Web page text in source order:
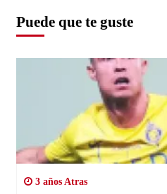
Puede que te guste
3 años Atras